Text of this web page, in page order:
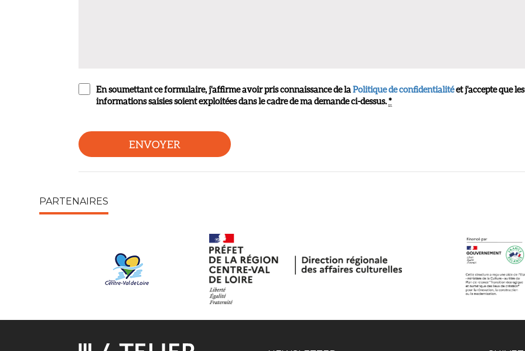
En soumettant ce formulaire, j'affirme avoir pris connaissance de laPolitique de confidentialitéet j'accepte que les
informations saisies soient exploitées dans le cadre de ma demande ci-dessus.*
PARTENAIRES